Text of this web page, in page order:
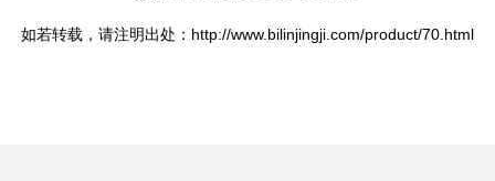
如若转载，请注明出处：http://www.bilinjingji.com/product/70.html